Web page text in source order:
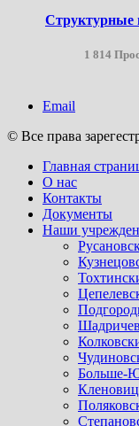
Структурные
1 814
Email
© Все права
Главная
О нас
Контакты
Документы
Наши
Больше-